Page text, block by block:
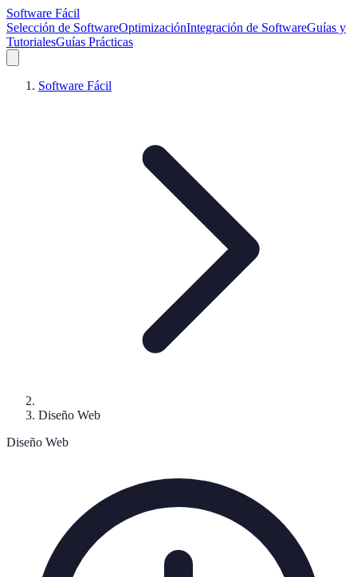
Software Fácil
Selección de SoftwareOptimizaciónIntegración de SoftwareGuías y
TutorialesGuías Prácticas
Software Fácil
Diseño Web
Diseño Web